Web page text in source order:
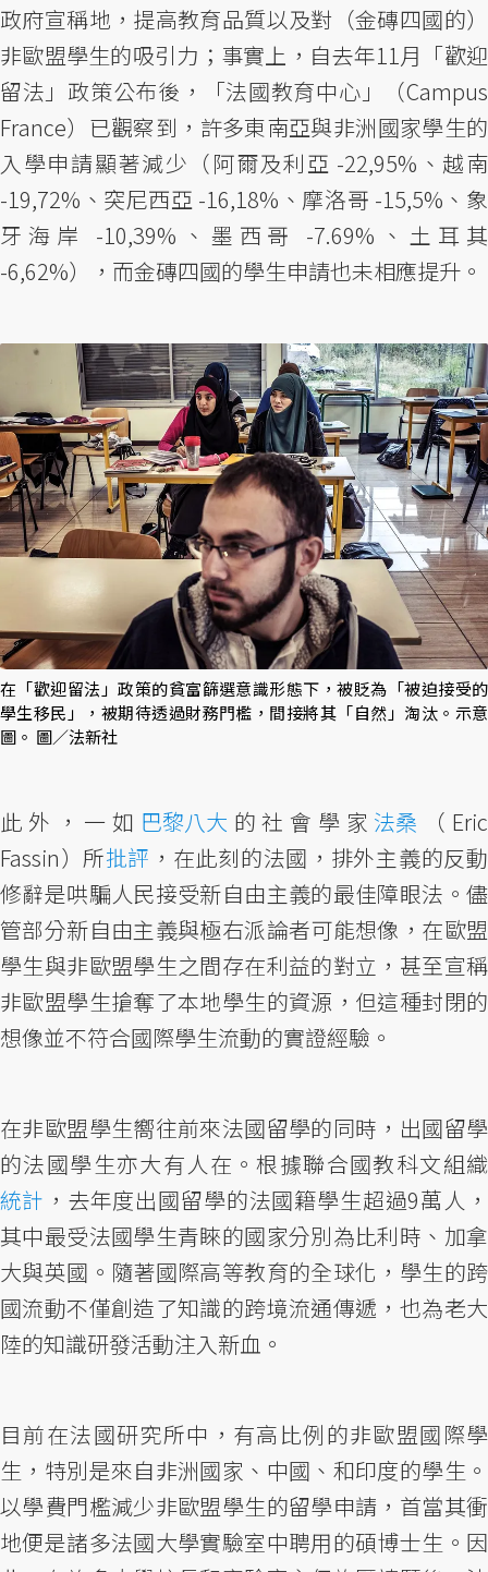
政府宣稱地，提高教育品質以及對（金磚四國的）
非歐盟學生的吸引力；事實上，自去年11月「歡迎
留法」政策公布後，「法國教育中心」（Campus
France）已觀察到，許多東南亞與非洲國家學生的
入學申請顯著減少（阿爾及利亞 -22,95%、越南
-19,72%、突尼西亞 -16,18%、摩洛哥 -15,5%、象
牙海岸 -10,39%、墨西哥 -7.69%、土耳其
-6,62%），而金磚四國的學生申請也未相應提升。
在「歡迎留法」政策的貧富篩選意識形態下，被貶為「被迫接受的
學生移民」，被期待透過財務門檻，間接將其「自然」淘汰。示意
圖。 圖／法新社
此外，一如 巴黎八大 的社會學家 法桑 （Eric
Fassin）所批評 ，在此刻的法國，排外主義的反動
修辭是哄騙人民接受新自由主義的最佳障眼法。儘
管部分新自由主義與極右派論者可能想像，在歐盟
學生與非歐盟學生之間存在利益的對立，甚至宣稱
非歐盟學生搶奪了本地學生的資源，但這種封閉的
想像並不符合國際學生流動的實證經驗。
在非歐盟學生嚮往前來法國留學的同時，出國留學
的法國學生亦大有人在。根據聯合國教科文組織
統計 ，去年度出國留學的法國籍學生超過9萬人，
其中最受法國學生青睞的國家分別為比利時、加拿
大與英國。隨著國際高等教育的全球化，學生的跨
國流動不僅創造了知識的跨境流通傳遞，也為老大
陸的知識研發活動注入新血。
目前在法國研究所中，有高比例的非歐盟國際學
生，特別是來自非洲國家、中國、和印度的學生。
以學費門檻減少非歐盟學生的留學申請，首當其衝
地便是諸多法國大學實驗室中聘用的碩博士生。因